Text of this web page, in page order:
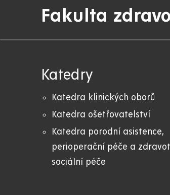
Fakulta
Katedry
Katedra klinických oborů
Katedra ošetřovatelství
Katedra porodní asistence,
perioperační péče a
sociální péče